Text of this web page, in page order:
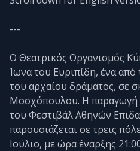
---
Ο Θεατρικός Οργανισμός
Ίωνα του Ευριπίδη, ένα από
του αρχαίου δράματος, σε
Μοσχόπουλου. Η παραγωγή
του Φεστιβάλ Αθηνών
παρουσιάζεται σε τρεις
Ιούλιο, με ώρα έναρξης